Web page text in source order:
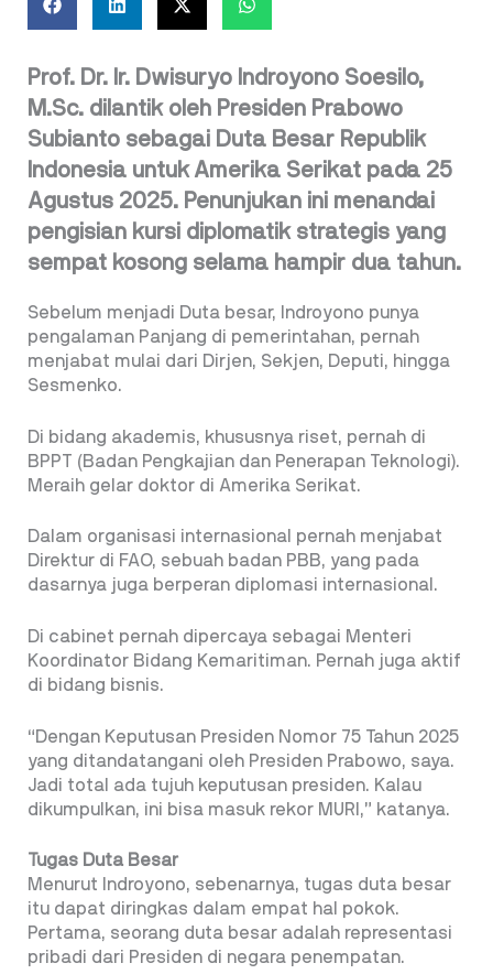
Prof. Dr. Ir. Dwisuryo Indroyono Soesilo,
M.Sc. dilantik oleh Presiden Prabowo
Subianto sebagai Duta Besar Republik
Indonesia untuk Amerika Serikat pada 25
Agustus 2025. Penunjukan ini menandai
pengisian kursi diplomatik strategis yang
sempat kosong selama hampir dua tahun.
Sebelum menjadi Duta besar, Indroyono punya
pengalaman Panjang di pemerintahan, pernah
menjabat mulai dari Dirjen, Sekjen, Deputi, hingga
Sesmenko.
Di bidang akademis, khususnya riset, pernah di
BPPT (Badan Pengkajian dan Penerapan Teknologi).
Meraih gelar doktor di Amerika Serikat.
Dalam organisasi internasional pernah menjabat
Direktur di FAO, sebuah badan PBB, yang pada
dasarnya juga berperan diplomasi internasional.
Di cabinet pernah dipercaya sebagai Menteri
Koordinator Bidang Kemaritiman. Pernah juga aktif
di bidang bisnis.
“Dengan Keputusan Presiden Nomor 75 Tahun 2025
yang ditandatangani oleh Presiden Prabowo, saya.
Jadi total ada tujuh keputusan presiden. Kalau
dikumpulkan, ini bisa masuk rekor MURI,” katanya.
Tugas Duta Besar
Menurut Indroyono, sebenarnya, tugas duta besar
itu dapat diringkas dalam empat hal pokok.
Pertama, seorang duta besar adalah representasi
pribadi dari Presiden di negara penempatan.